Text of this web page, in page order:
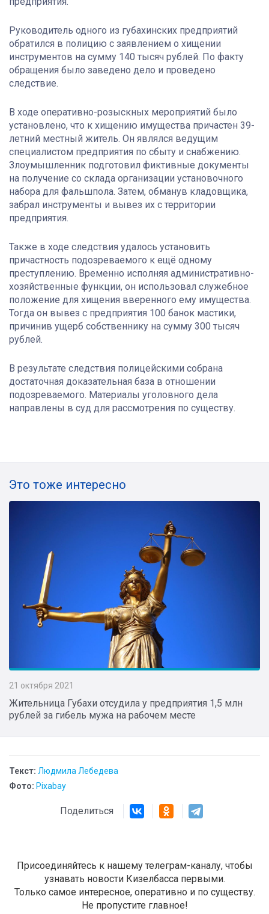
Руководитель одного из губахинских предприятий
обратился в полицию с заявлением о хищении
инструментов на сумму 140 тысяч рублей. По факту
обращения было заведено дело и проведено
следствие.
В ходе оперативно-розыскных мероприятий было
установлено, что к хищению имущества причастен 39-
летний местный житель. Он являлся ведущим
специалистом предприятия по сбыту и снабжению.
Злоумышленник подготовил фиктивные документы
на получение со склада организации установочного
набора для фальшпола. Затем, обманув кладовщика,
забрал инструменты и вывез их с территории
предприятия.
Также в ходе следствия удалось установить
причастность подозреваемого к ещё одному
преступлению. Временно исполняя административно-
хозяйственные функции, он использовал служебное
положение для хищения вверенного ему имущества.
Тогда он вывез с предприятия 100 банок мастики,
причинив ущерб собственнику на сумму 300 тысяч
рублей.
В результате следствия полицейскими собрана
достаточная доказательная база в отношении
подозреваемого. Материалы уголовного дела
направлены в суд для рассмотрения по существу.
Это тоже интересно
21 октября 2021
Жительница Губахи отсудила у предприятия 1,5 млн
рублей за гибель мужа на рабочем месте
Текст: Людмила Лебедева
Фото: Pixabay
Поделиться
Присоединяйтесь к нашему телеграм-каналу, чтобы
узнавать новости Кизелбасса первыми.
Только самое интересное, оперативно и по существу.
Не пропустите главное!